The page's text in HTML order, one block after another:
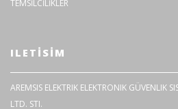
TEMSİLCİLİKLER
ILETISIM
AREMSIS ELEKTRIK ELEKTRONIK GÜVENLIK
LTD. STI.